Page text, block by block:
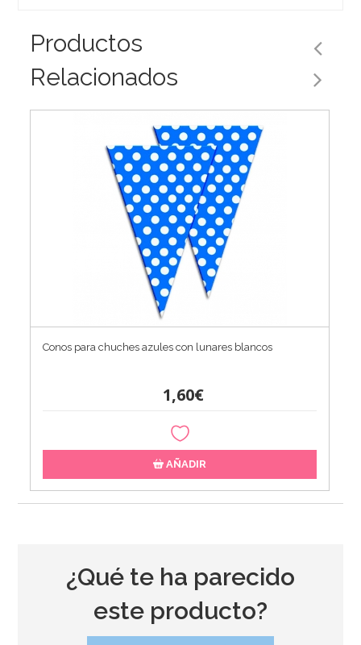
Productos
Relacionados
Conos para chuches azules con lunares blancos
1,60€
AÑADIR
¿Qué te ha parecido
este producto?